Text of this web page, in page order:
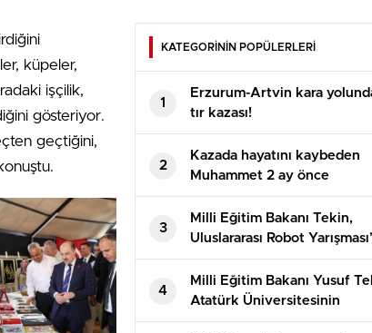
küpeler,
işçilik,
gösteriyor.
geçtiğini,
KATEGORİNİN POPÜLERLERİ
1
Erzurum-Artvin kara
tır kazası!
2
Kazada hayatını kaybeden
Muhammet 2 ay önce
evlenmişti!
3
Milli Eğitim Bakanı Tekin,
Uluslararası Robot
katılan öğrencilerle bir
geldi
4
Milli Eğitim Bakanı Yusuf
Atatürk Üniversitesinin
akademik yılı açılış